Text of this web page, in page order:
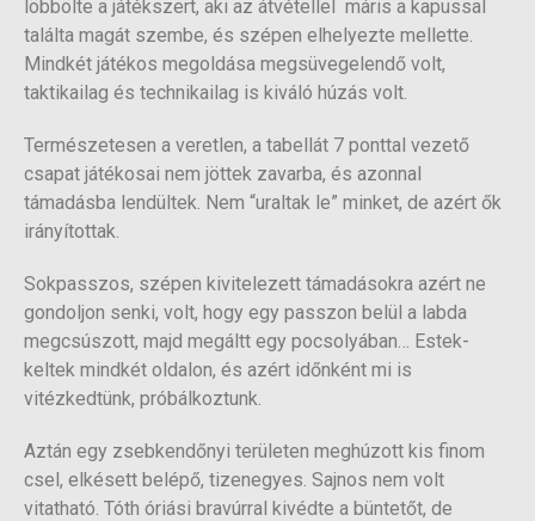
löbbölte a játékszert, aki az átvétellel máris a kapussal
találta magát szembe, és szépen elhelyezte mellette.
Mindkét játékos megoldása megsüvegelendő volt,
taktikailag és technikailag is kiváló húzás volt.
Természetesen a veretlen, a tabellát 7 ponttal vezető
csapat játékosai nem jöttek zavarba, és azonnal
támadásba lendültek. Nem “uraltak le” minket, de azért ők
irányítottak.
Sokpasszos, szépen kivitelezett támadásokra azért ne
gondoljon senki, volt, hogy egy passzon belül a labda
megcsúszott, majd megáltt egy pocsolyában… Estek-
keltek mindkét oldalon, és azért időnként mi is
vitézkedtünk, próbálkoztunk.
Aztán egy zsebkendőnyi területen meghúzott kis finom
csel, elkésett belépő, tizenegyes. Sajnos nem volt
vitatható. Tóth óriási bravúrral kivédte a büntetőt, de